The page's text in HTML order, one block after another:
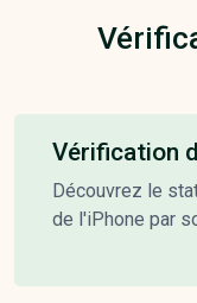
Vérification
Découvrez le
de l'iPhone par